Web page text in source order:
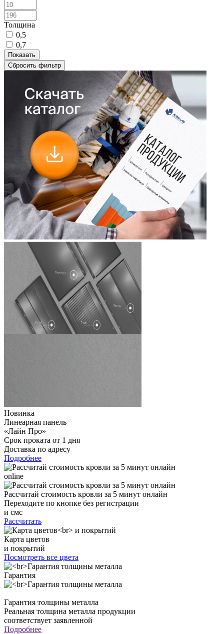
Толщина
0,5
0,7
Новинка
Линеарная панель
«Лайн Про»
Срок проката от 1 дня
Доставка по адресу
Подробнее
online
Рассчитай стоимость кровли за 5 минут онлайн
Переходите по кнопке без регистрации
и смс
Рассчитать
Карта цветов
и покрытий
Посмотреть все цвета
Гарантия
Гарантия толщины металла
Реальная толщина металла продукции
соответствует заявленной
Подробнее